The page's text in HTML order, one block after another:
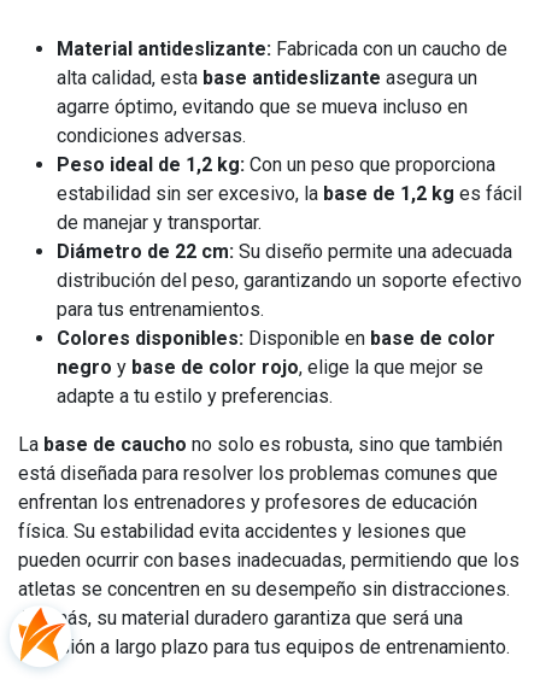
Material antideslizante: Fabricada con un caucho de
alta calidad, esta base antideslizante asegura un
agarre óptimo, evitando que se mueva incluso en
condiciones adversas.
Peso ideal de 1,2 kg: Con un peso que proporciona
estabilidad sin ser excesivo, la base de 1,2 kg es fácil
de manejar y transportar.
Diámetro de 22 cm: Su diseño permite una adecuada
distribución del peso, garantizando un soporte efectivo
para tus entrenamientos.
Colores disponibles: Disponible en base de color
negro y base de color rojo, elige la que mejor se
adapte a tu estilo y preferencias.
La base de caucho no solo es robusta, sino que también
está diseñada para resolver los problemas comunes que
enfrentan los entrenadores y profesores de educación
física. Su estabilidad evita accidentes y lesiones que
pueden ocurrir con bases inadecuadas, permitiendo que los
atletas se concentren en su desempeño sin distracciones.
Además, su material duradero garantiza que será una
inversión a largo plazo para tus equipos de entrenamiento.